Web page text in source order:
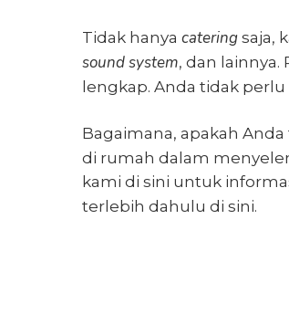
Tidak hanya catering saja,
sound system, dan lainnya.
lengkap. Anda tidak
Bagaimana, apakah
di rumah dalam
kami di sini untuk
terlebih dahulu di sini.